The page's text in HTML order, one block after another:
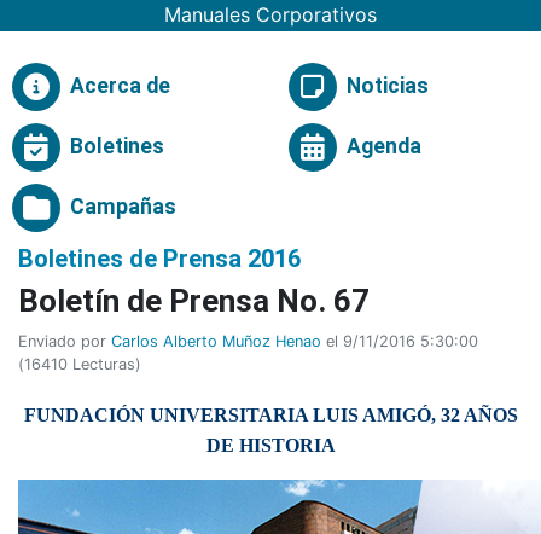
Manuales Corporativos
Acerca de Noticias
Boletines Agenda
Campañas
Boletines de Prensa 2016
Boletí­n de Prensa No. 67
Enviado por Carlos Alberto Muñoz Henao el 9/11/2016 5:30:00
(16410 Lecturas)
FUNDACIÓN UNIVERSITARIA LUIS AMIGÓ, 32 AÑOS
DE HISTORIA